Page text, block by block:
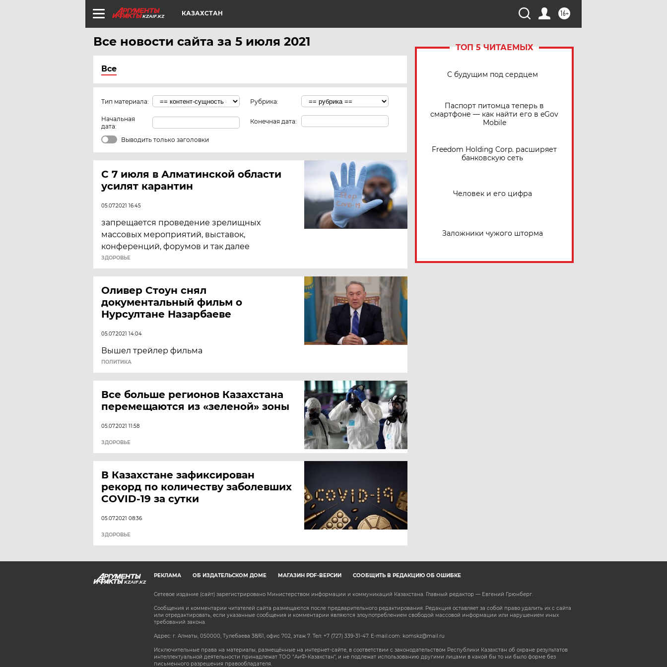
KZAIF.KZ 16+
КАЗАХСТАН
Все новости сайта за 5 июля 2021
Все
Тип материала: Рубрика:
Начальная
дата:
Конечная дата:
Выводить только заголовки
С 7 июля в Алматинской области
усилят карантин
05.07.2021 16:45
запрещается проведение зрелищных
массовых мероприятий, выставок,
конференций, форумов и так далее
ЗДОРОВЬЕ
Оливер Стоун снял
документальный фильм о
Нурсултане Назарбаеве
05.07.2021 14:04
Вышел трейлер фильма
ПОЛИТИКА
Все больше регионов Казахстана
перемещаются из «зеленой» зоны
05.07.2021 11:58
ЗДОРОВЬЕ
В Казахстане зафиксирован
рекорд по количеству заболевших
COVID-19 за сутки
05.07.2021 08:36
ЗДОРОВЬЕ
ТОП 5 ЧИТАЕМЫХ
С будущим под сердцем
Паспорт питомца теперь в
смартфоне — как найти его в eGov
Mobile
Freedom Holding Corp. расширяет
банковскую сеть
Человек и его цифра
Заложники чужого шторма
KZAIF.KZ
РЕКЛАМА ОБ ИЗДАТЕЛЬСКОМ ДОМЕ МАГАЗИН PDF-ВЕРСИЙ СООБЩИТЬ В РЕДАКЦИЮ ОБ ОШИБКЕ
Сетевое издание (сайт) зарегистрировано Министерством информации и коммуникаций Казахстана. Главный редактор — Евгений Грюнберг.
Сообщения и комментарии читателей сайта размещаются после предварительного редактирования. Редакция оставляет за собой право удалить их с сайта
или отредактировать, если указанные сообщения и комментарии являются злоупотреблением свободой массовой информации или нарушением иных
требований закона.
Адрес: г. Алматы, 050000, Тулебаева 38/61, офис 702, этаж 7. Тел: +7 (727) 339-31-47. E-mail.com: komskz@mail.ru
Исключительные права на материалы, размещённые на интернет-сайте, в соответствии с законодательством Республики Казахстан об охране результатов
интеллектуальной деятельности принадлежат ТОО "АиФ-Казахстан", и не подлежат использованию другими лицами в какой бы то ни было форме без
письменного разрешения правообладателя.